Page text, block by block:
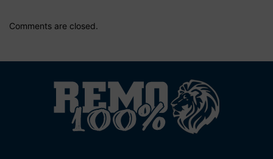
Comments are closed.